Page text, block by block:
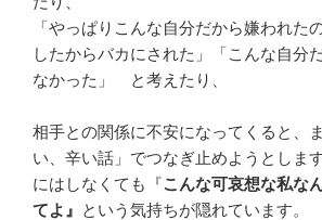
「やっぱりこんな自分だから嫌われた
したからバカにされた」「こんな自分
なかった」 と考えたり、
相手との関係に不安になってくると、
い、辛い話」でつなぎ止めようとしま
にはしなくても『こんな可哀想な私な
てよ』 という気持ちが隠れています。